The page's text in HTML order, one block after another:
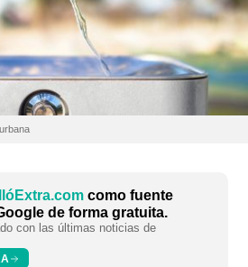
como fuente
de forma gratuita.
con las últimas noticias de